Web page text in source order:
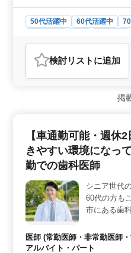
50代活躍中 60代活躍中
おすすめポイント
＜経験者優遇＞ 木造施工
ちの方、歓迎されていま
戦力として活躍できます。
なく、経験を活かして働け
の手配や資材発注、施工管
い。 ＜地域密着の安定企
を構え、木造戸建住宅建設
す。地域社会に貢献しなが
が整った企業です。ますま
が広がっています。
検討リスト に追加
掲
【車通勤可能・週休
きやすい環境になっ
勤での歯科医師
シニア世代
60代の方も
市にある歯
業務内容 ☆
保険治療中
医師 (常勤医師・非常勤医師
アルバイト・パート